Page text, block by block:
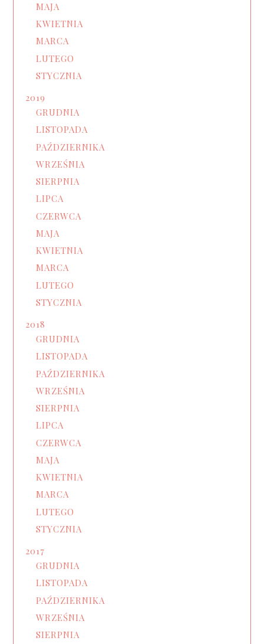
MAJA
KWIETNIA
MARCA
LUTEGO
STYCZNIA
2019
GRUDNIA
LISTOPADA
PAŹDZIERNIKA
WRZEŚNIA
SIERPNIA
LIPCA
CZERWCA
MAJA
KWIETNIA
MARCA
LUTEGO
STYCZNIA
2018
GRUDNIA
LISTOPADA
PAŹDZIERNIKA
WRZEŚNIA
SIERPNIA
LIPCA
CZERWCA
MAJA
KWIETNIA
MARCA
LUTEGO
STYCZNIA
2017
GRUDNIA
LISTOPADA
PAŹDZIERNIKA
WRZEŚNIA
SIERPNIA